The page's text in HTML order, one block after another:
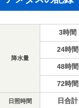
降水量
3時間
24時間
48時間
72時間
日照時間 日合計